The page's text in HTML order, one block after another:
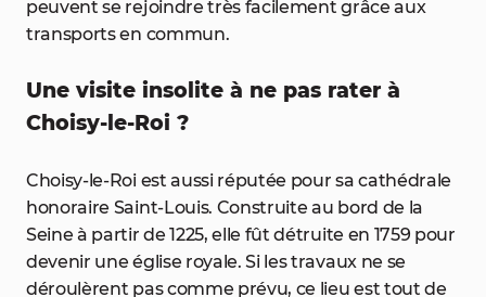
peuvent se rejoindre très facilement grâce aux
transports en commun.
Une visite insolite à ne pas rater à
Choisy-le-Roi ?
Choisy-le-Roi est aussi réputée pour sa cathédrale
honoraire Saint-Louis. Construite au bord de la
Seine à partir de 1225, elle fût détruite en 1759 pour
devenir une église royale. Si les travaux ne se
déroulèrent pas comme prévu, ce lieu est tout de